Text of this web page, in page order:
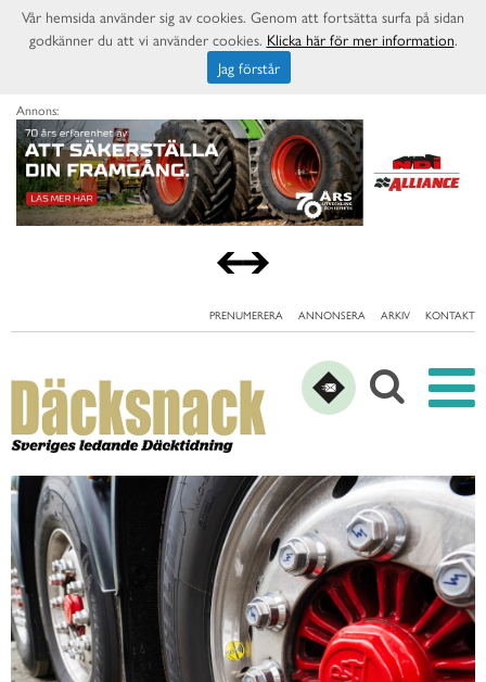
Annons:
PRENUMERERA ANNONSERA ARKIV KONTAKT
Vår hemsida använder sig av cookies. Genom att fortsätta surfa på sidan
godkänner du att vi använder cookies. Klicka här för mer information.
Jag förstår